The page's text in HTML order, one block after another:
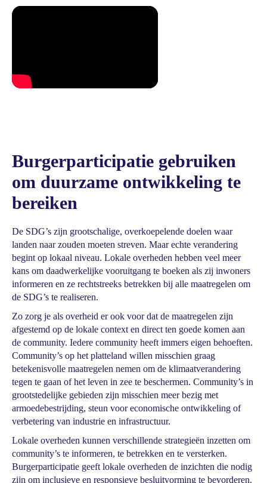
Burgerparticipatie gebruiken
om duurzame ontwikkeling te
bereiken
De SDG’s zijn grootschalige, overkoepelende doelen waar
landen naar zouden moeten streven. Maar echte verandering
begint op lokaal niveau. Lokale overheden hebben veel meer
kans om daadwerkelijke vooruitgang te boeken als zij inwoners
informeren en ze rechtstreeks betrekken bij alle maatregelen om
de SDG’s te realiseren.
Zo zorg je als overheid er ook voor dat de maatregelen zijn
afgestemd op de lokale context en direct ten goede komen aan
de community. Iedere community heeft immers eigen behoeften.
Community’s op het platteland willen misschien graag
betekenisvolle maatregelen nemen om de klimaatverandering
tegen te gaan of het leven in zee te beschermen. Community’s in
grootstedelijke gebieden zijn misschien meer bezig met
armoedebestrijding, steun voor economische ontwikkeling of
verbetering van industrie en infrastructuur.
Lokale overheden kunnen verschillende strategieën inzetten om
community’s te informeren, te betrekken en te versterken.
Burgerparticipatie geeft lokale overheden de inzichten die nodig
zijn om inclusieve en responsieve besluitvorming te bevorderen.